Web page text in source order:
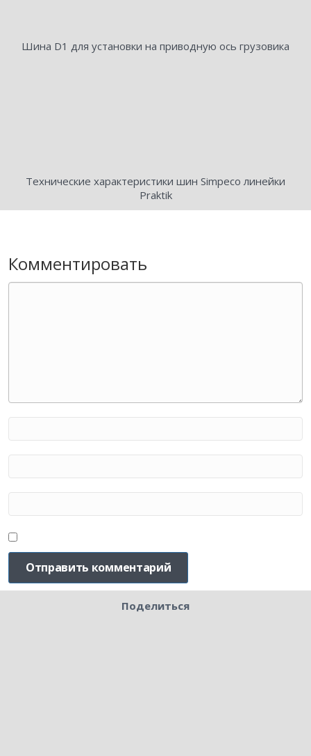
Шина D1 для установки на приводную ось грузовика
Технические характеристики шин Simpeco линейки
Praktik
Комментировать
Поделиться